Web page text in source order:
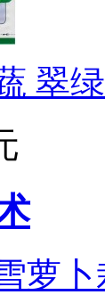
翠
萝